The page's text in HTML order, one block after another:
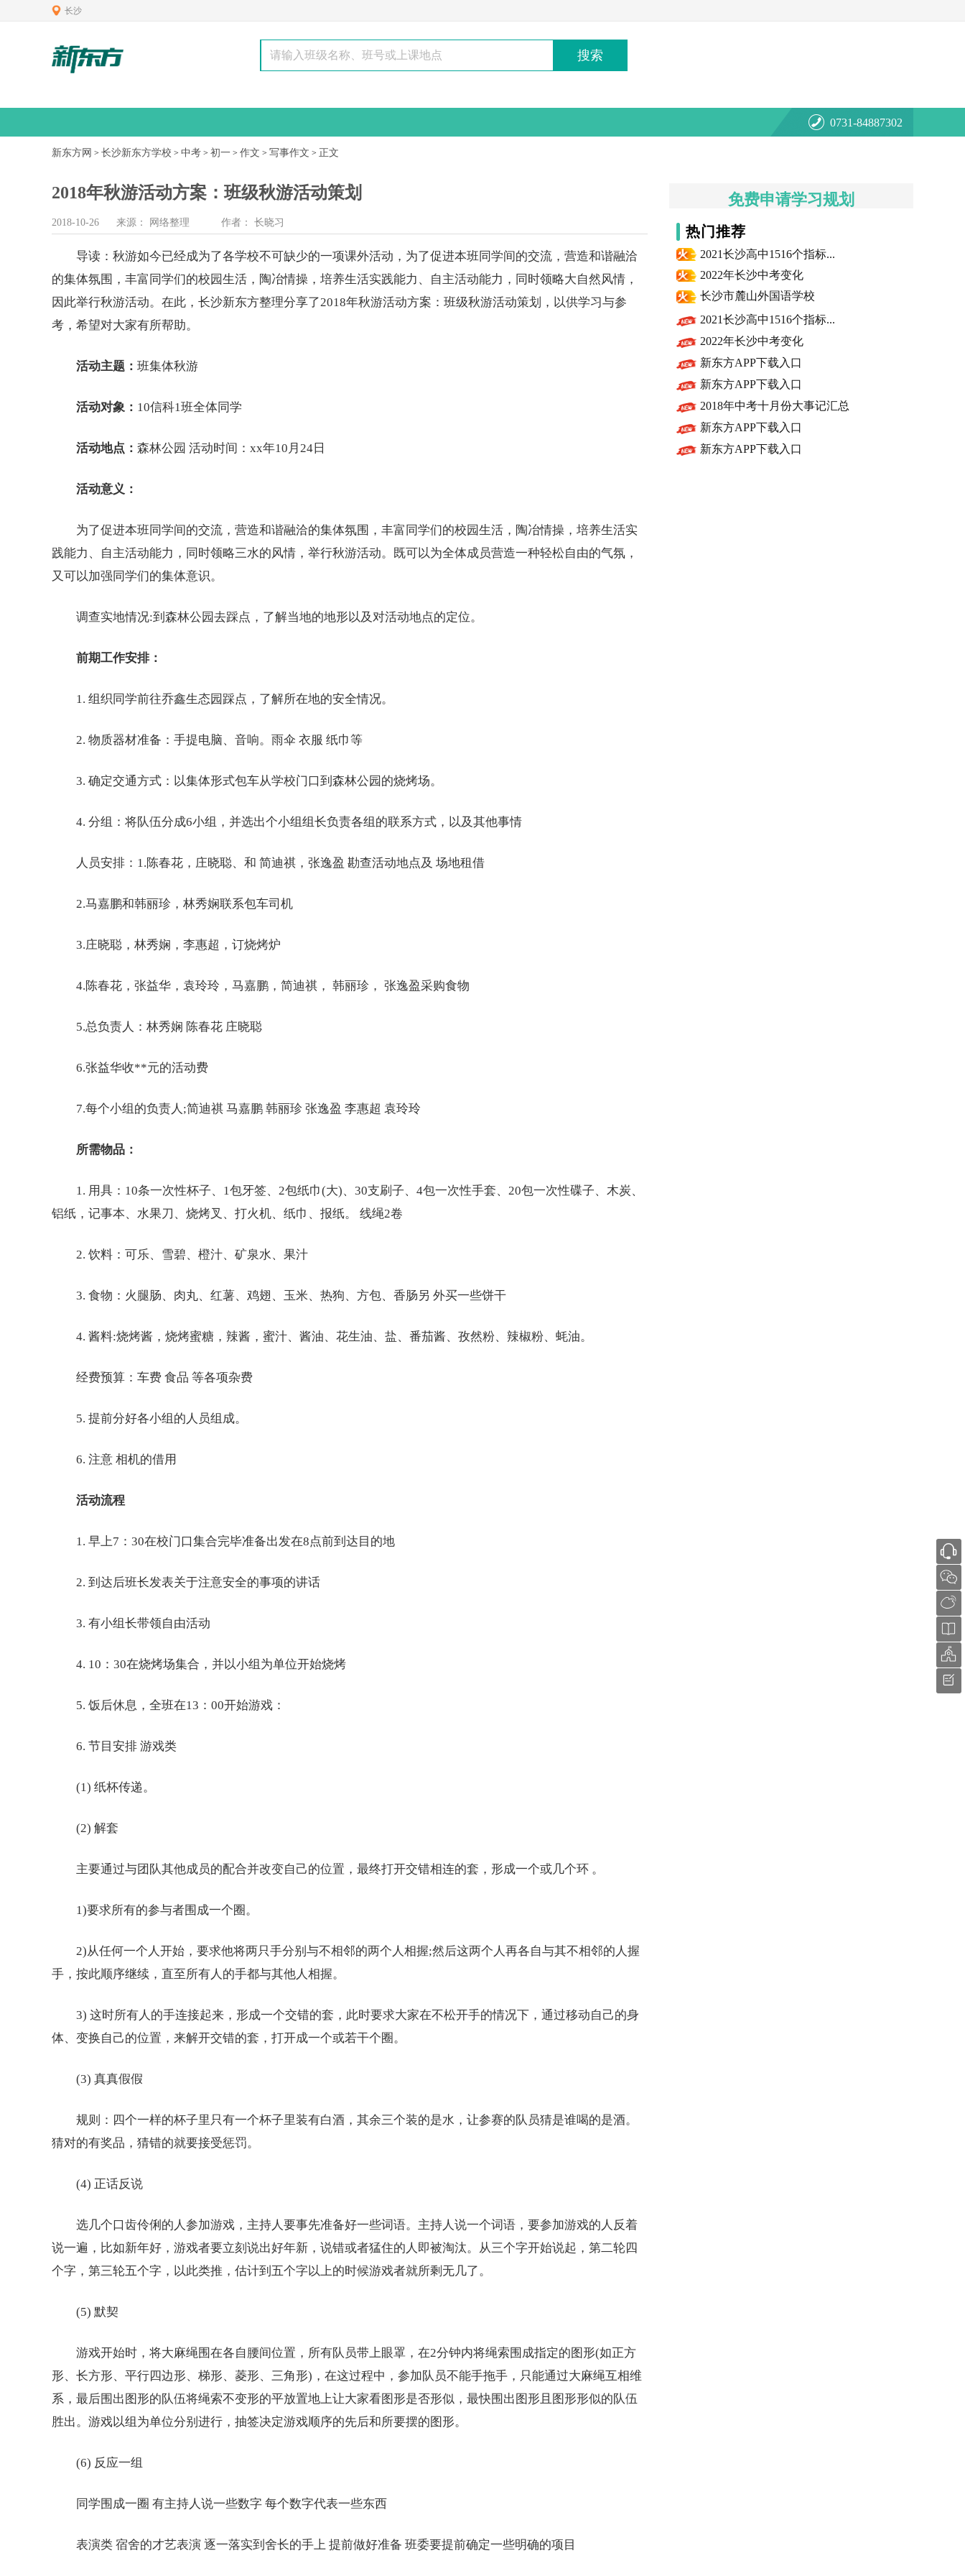
长沙
搜索
0731-84887302
新东方网 > 长沙新东方学校 > 中考 > 初一 > 作文 > 写事作文 > 正文
2018年秋游活动方案：班级秋游活动策划
2018-10-26 来源： 网络整理 作者： 长晓习
导读：秋游如今已经成为了各学校不可缺少的一项课外活动，为了促进本班同学间的交流，营造和谐融洽
的集体氛围，丰富同学们的校园生活，陶冶情操，培养生活实践能力、自主活动能力，同时领略大自然风情，
因此举行秋游活动。在此，长沙新东方整理分享了2018年秋游活动方案：班级秋游活动策划，以供学习与参
考，希望对大家有所帮助。
活动主题： 班集体秋游
活动对象： 10信科1班全体同学
活动地点： 森林公园 活动时间：xx年10月24日
活动意义：
为了促进本班同学间的交流，营造和谐融洽的集体氛围，丰富同学们的校园生活，陶冶情操，培养生活实
践能力、自主活动能力，同时领略三水的风情，举行秋游活动。既可以为全体成员营造一种轻松自由的气氛，
又可以加强同学们的集体意识。
调查实地情况:到森林公园去踩点，了解当地的地形以及对活动地点的定位。
前期工作安排：
1. 组织同学前往乔鑫生态园踩点，了解所在地的安全情况。
2. 物质器材准备：手提电脑、音响。雨伞 衣服 纸巾等
3. 确定交通方式：以集体形式包车从学校门口到森林公园的烧烤场。
4. 分组：将队伍分成6小组，并选出个小组组长负责各组的联系方式，以及其他事情
人员安排：1.陈春花，庄晓聪、和 简迪祺，张逸盈 勘查活动地点及 场地租借
2.马嘉鹏和韩丽珍，林秀娴联系包车司机
3.庄晓聪，林秀娴，李惠超，订烧烤炉
4.陈春花，张益华，袁玲玲，马嘉鹏，简迪祺， 韩丽珍， 张逸盈采购食物
5.总负责人：林秀娴 陈春花 庄晓聪
6.张益华收**元的活动费
7.每个小组的负责人;简迪祺 马嘉鹏 韩丽珍 张逸盈 李惠超 袁玲玲
所需物品：
1. 用具：10条一次性杯子、1包牙签、2包纸巾(大)、30支刷子、4包一次性手套、20包一次性碟子、木炭、
铝纸，记事本、水果刀、烧烤叉、打火机、纸巾、报纸。 线绳2卷
2. 饮料：可乐、雪碧、橙汁、矿泉水、果汁
3. 食物：火腿肠、肉丸、红薯、鸡翅、玉米、热狗、方包、香肠另 外买一些饼干
4. 酱料:烧烤酱，烧烤蜜糖，辣酱，蜜汁、酱油、花生油、盐、番茄酱、孜然粉、辣椒粉、蚝油。
经费预算：车费 食品 等各项杂费
5. 提前分好各小组的人员组成。
6. 注意 相机的借用
活动流程
1. 早上7：30在校门口集合完毕准备出发在8点前到达目的地
2. 到达后班长发表关于注意安全的事项的讲话
3. 有小组长带领自由活动
4. 10：30在烧烤场集合，并以小组为单位开始烧烤
5. 饭后休息，全班在13：00开始游戏：
6. 节目安排 游戏类
(1) 纸杯传递。
(2) 解套
主要通过与团队其他成员的配合并改变自己的位置，最终打开交错相连的套，形成一个或几个环 。
1)要求所有的参与者围成一个圈。
2)从任何一个人开始，要求他将两只手分别与不相邻的两个人相握;然后这两个人再各自与其不相邻的人握
手，按此顺序继续，直至所有人的手都与其他人相握。
3) 这时所有人的手连接起来，形成一个交错的套，此时要求大家在不松开手的情况下，通过移动自己的身
体、变换自己的位置，来解开交错的套，打开成一个或若干个圈。
(3) 真真假假
规则：四个一样的杯子里只有一个杯子里装有白酒，其余三个装的是水，让参赛的队员猜是谁喝的是酒。
猜对的有奖品，猜错的就要接受惩罚。
(4) 正话反说
选几个口齿伶俐的人参加游戏，主持人要事先准备好一些词语。主持人说一个词语，要参加游戏的人反着
说一遍，比如新年好，游戏者要立刻说出好年新，说错或者猛住的人即被淘汰。从三个字开始说起，第二轮四
个字，第三轮五个字，以此类推，估计到五个字以上的时候游戏者就所剩无几了。
(5) 默契
游戏开始时，将大麻绳围在各自腰间位置，所有队员带上眼罩，在2分钟内将绳索围成指定的图形(如正方
形、长方形、平行四边形、梯形、菱形、三角形)，在这过程中，参加队员不能手拖手，只能通过大麻绳互相维
系，最后围出图形的队伍将绳索不变形的平放置地上让大家看图形是否形似，最快围出图形且图形形似的队伍
胜出。游戏以组为单位分别进行，抽签决定游戏顺序的先后和所要摆的图形。
(6) 反应一组
同学围成一圈 有主持人说一些数字 每个数字代表一些东西
表演类 宿舍的才艺表演 逐一落实到舍长的手上 提前做好准备 班委要提前确定一些明确的项目
免费申请学习规划
热门推荐
2021长沙高中1516个指标...
2022年长沙中考变化
长沙市麓山外国语学校
2021长沙高中1516个指标...
2022年长沙中考变化
新东方APP下载入口
新东方APP下载入口
2018年中考十月份大事记汇总
新东方APP下载入口
新东方APP下载入口